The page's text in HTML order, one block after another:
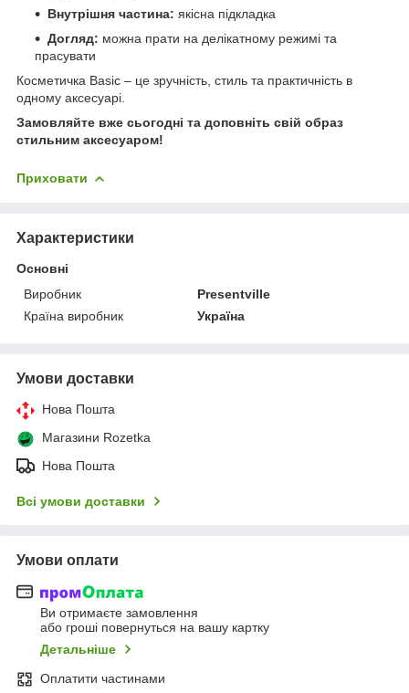
Внутрішня частина: якісна підкладка
Догляд: можна прати на делікатному режимі та
прасувати
Косметичка Basic – це зручність, стиль та практичність в
одному аксесуарі.
Замовляйте вже сьогодні та доповніть свій образ
стильним аксесуаром!
Приховати
Характеристики
Основні
Виробник
Presentville
Країна виробник
Україна
Умови доставки
Нова Пошта
Магазини Rozetka
Нова Пошта
Всі умови доставки
Умови оплати
Ви отримаєте замовлення
або гроші повернуться на вашу картку
Детальніше
Оплатити частинами